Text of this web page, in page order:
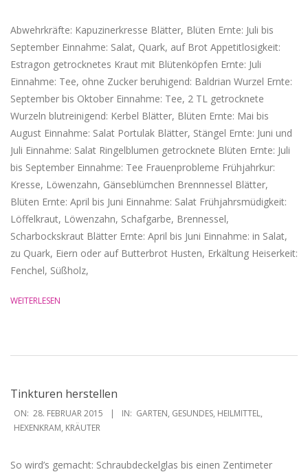
Abwehrkräfte: Kapuzinerkresse Blätter, Blüten Ernte: Juli bis
September Einnahme: Salat, Quark, auf Brot Appetitlosigkeit:
Estragon getrocknetes Kraut mit Blütenköpfen Ernte: Juli
Einnahme: Tee, ohne Zucker beruhigend: Baldrian Wurzel Ernte:
September bis Oktober Einnahme: Tee, 2 TL getrocknete
Wurzeln blutreinigend: Kerbel Blätter, Blüten Ernte: Mai bis
August Einnahme: Salat Portulak Blätter, Stängel Ernte: Juni und
Juli Einnahme: Salat Ringelblumen getrocknete Blüten Ernte: Juli
bis September Einnahme: Tee Frauenprobleme Frühjahrkur:
Kresse, Löwenzahn, Gänseblümchen Brennnessel Blätter,
Blüten Ernte: April bis Juni Einnahme: Salat Frühjahrsmüdigkeit:
Löffelkraut, Löwenzahn, Schafgarbe, Brennessel,
Scharbockskraut Blätter Ernte: April bis Juni Einnahme: in Salat,
zu Quark, Eiern oder auf Butterbrot Husten, Erkältung Heiserkeit:
Fenchel, Süßholz,
WEITERLESEN
Tinkturen herstellen
2015-
02-
ON: 28. FEBRUAR 2015 IN: GARTEN, GESUNDES, HEILMITTEL,
HEXENKRAM, KRÄUTER
So wird’s gemacht: Schraubdeckelglas bis einen Zentimeter